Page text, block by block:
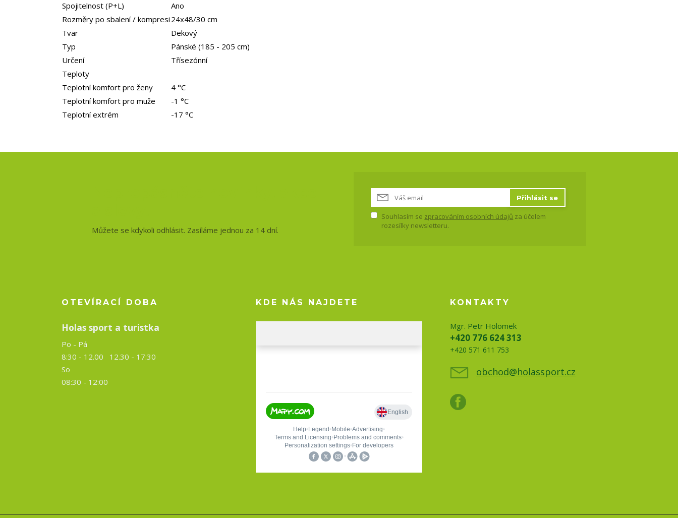
Spojitelnost (P+L)
Ano
Rozměry po sbalení / kompresi 24x48/30 cm
Tvar
Dekový
Typ
Pánské (185 - 205 cm)
Určení
Třísezónní
Teploty
Teplotní komfort pro ženy
4 °C
Teplotní komfort pro muže
-1 °C
Teplotní extrém
-17 °C
Můžete se kdykoli odhlásit. Zasíláme jednou za 14 dní.
Přihlásit se
Souhlasím se zpracováním osobních údajů za účelem
rozesílky newsletteru.
OTEVÍRACÍ DOBA
Holas sport a turistka
Po - Pá
8:30 - 12.00 12.30 - 17:30
So
08:30 - 12:00
KDE NÁS NAJDETE KONTAKTY
Mgr. Petr Holomek
+420 776 624 313
+420 571 611 753
obchod@holassport.cz